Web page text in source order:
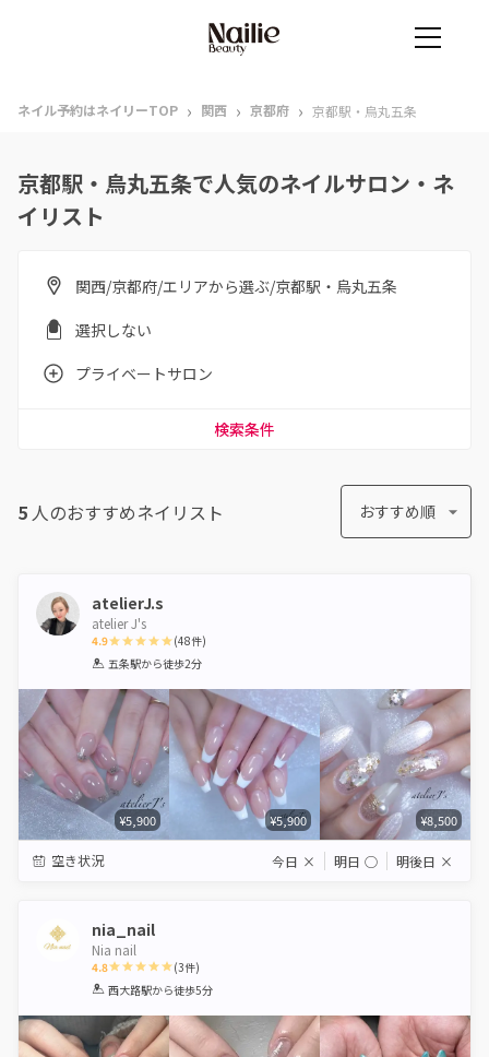
ネイル予約はネイリーTOP › 関西 › 京都府 › 京都駅・烏丸五条
京都駅・烏丸五条で人気のネイルサロン・ネ
イリスト
関西/京都府/エリアから選ぶ/京都駅・烏丸五条
選択しない
プライベートサロン
検索条件
5 人のおすすめネイリスト おすすめ順
atelierJ.s
atelier J's
4.9
1 2 3 4 5
(48件)
五条駅から徒歩2分
¥5,900 ¥5,900 ¥8,500
空き状況 今日 × 明日 ◯ 明後日 ×
nia_nail
Nia nail
4.8
1 2 3 4 5
(3件)
西大路駅から徒歩5分